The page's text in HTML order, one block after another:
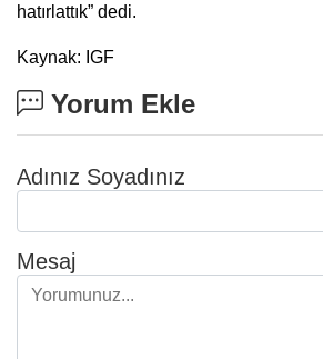
hatırlattık” dedi.
Kaynak: IGF
Yorum Ekle
Adınız Soyadınız
Mesaj